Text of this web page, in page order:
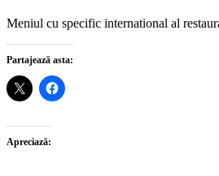
Meniul cu specific international al
Partajează asta:
Apreciază: